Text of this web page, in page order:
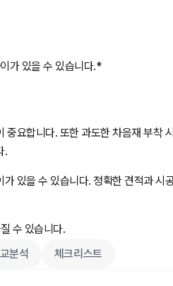
가 있을 수 있습니다.*
요합니다. 또한 과도한 차음재 부착
.
있을 수 있습니다. 정확한 견적과 시
수 있습니다.
분석 체크리스트